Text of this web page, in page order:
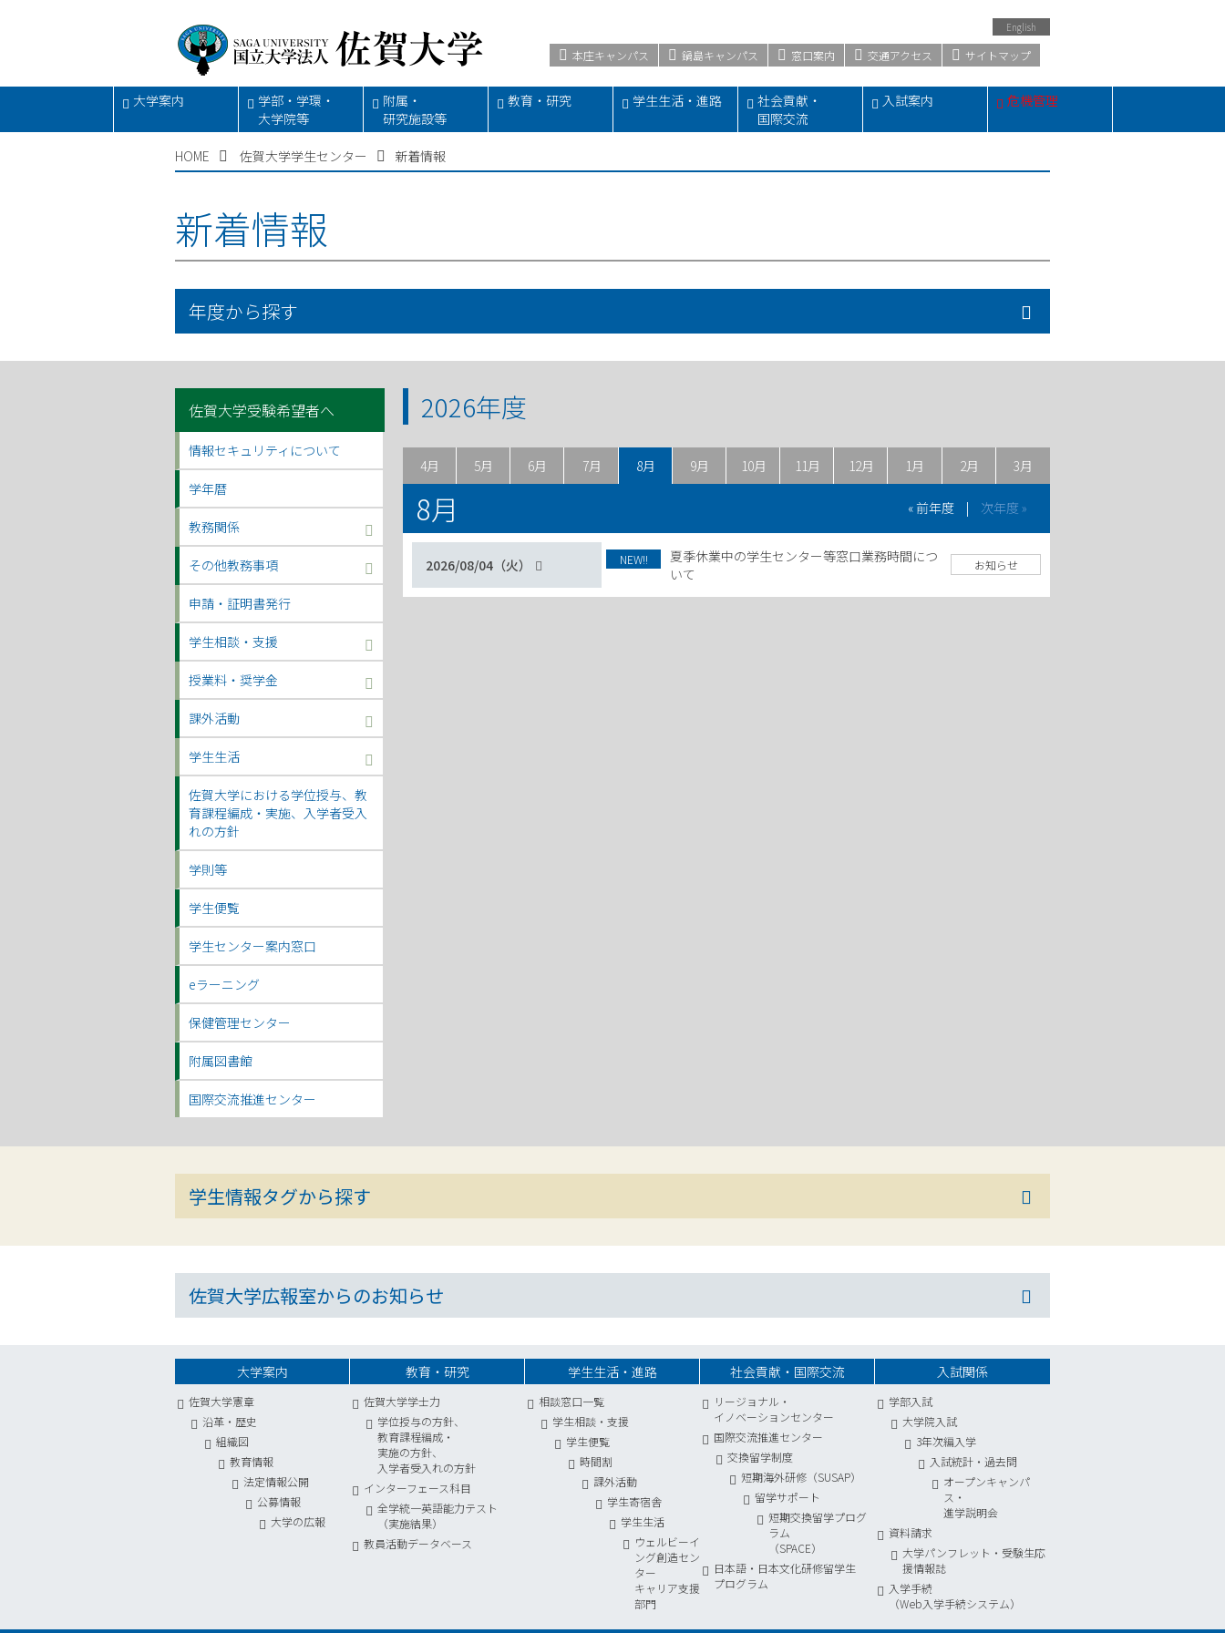
English
本庄キャンパス 鍋島キャンパス 窓口案内 交通アクセス サイトマップ
大学案内
学部・学環・
大学院等
附属・
研究施設等
教育・研究 学生生活・進路
社会貢献・
国際交流
入試案内 危機管理
HOME 佐賀大学学生センター 新着情報
新着情報
年度から探す
佐賀大学受験希望者へ
情報セキュリティについて
学年暦
教務関係
その他教務事項
申請・証明書発行
学生相談・支援
授業料・奨学金
課外活動
学生生活
佐賀大学における学位授与、教
育課程編成・実施、入学者受入
れの方針
学則等
学生便覧
学生センター案内窓口
eラーニング
保健管理センター
附属図書館
国際交流推進センター
2026年度
4月 5月 6月 7月 8月 9月 10月 11月 12月 1月 2月 3月
8月 « 前年度 | 次年度 »
2026/08/04（火） NEW!!
夏季休業中の学生センター等窓口業務時間につ
いて
お知らせ
学生情報タグから探す
佐賀大学広報室からのお知らせ
大学案内
佐賀大学憲章
沿革・歴史
組織図
教育情報
法定情報公開
公募情報
大学の広報
教育・研究
佐賀大学学士力
学位授与の方針、
教育課程編成・
実施の方針、
入学者受入れの方針
インターフェース科目
全学統一英語能力テスト
（実施結果）
教員活動データベース
学生生活・進路
相談窓口一覧
学生相談・支援
学生便覧
時間割
課外活動
学生寄宿舎
学生生活
ウェルビーイ
ング創造セン
ター
キャリア支援
部門
社会貢献・国際交流
リージョナル・
イノベーションセンター
国際交流推進センター
交換留学制度
短期海外研修（SUSAP）
留学サポート
短期交換留学プログ
ラム
（SPACE）
日本語・日本文化研修留学生
プログラム
入試関係
学部入試
大学院入試
3年次編入学
入試統計 ・ 過去問
オープンキャンパ
ス・
進学説明会
資料請求
大学パンフレット・受験生応
援情報誌
入学手続
（Web入学手続システム）